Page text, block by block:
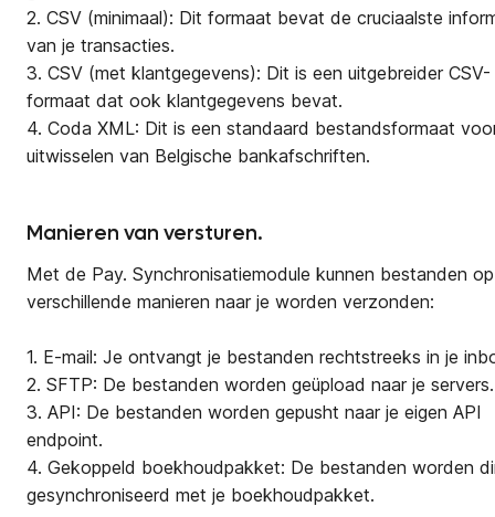
2. CSV (minimaal): Dit formaat bevat de cruciaalste
van je transacties.
3. CSV (met klantgegevens): Dit is een uitgebreider CSV-
formaat dat ook klantgegevens bevat.
4. Coda XML: Dit is een standaard bestandsformaat
uitwisselen van Belgische bankafschriften.
Manieren van versturen.
Met de Pay. Synchronisatiemodule kunnen bestanden op
verschillende manieren naar je worden verzonden:
1. E-mail: Je ontvangt je bestanden rechtstreeks in je
2. SFTP: De bestanden worden geüpload naar je servers.
3. API: De bestanden worden gepusht naar je eigen API
endpoint.
4. Gekoppeld boekhoudpakket: De bestanden worden
gesynchroniseerd met je boekhoudpakket.